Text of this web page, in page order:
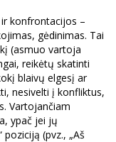
konfrontacijos –
gėdinimas. Tai
(asmuo vartoja
reikėtų skatinti
blaivų elgesį ar
nesivelti į konfliktus,
Vartojančiam
ypač jei jų
(pvz., „Aš